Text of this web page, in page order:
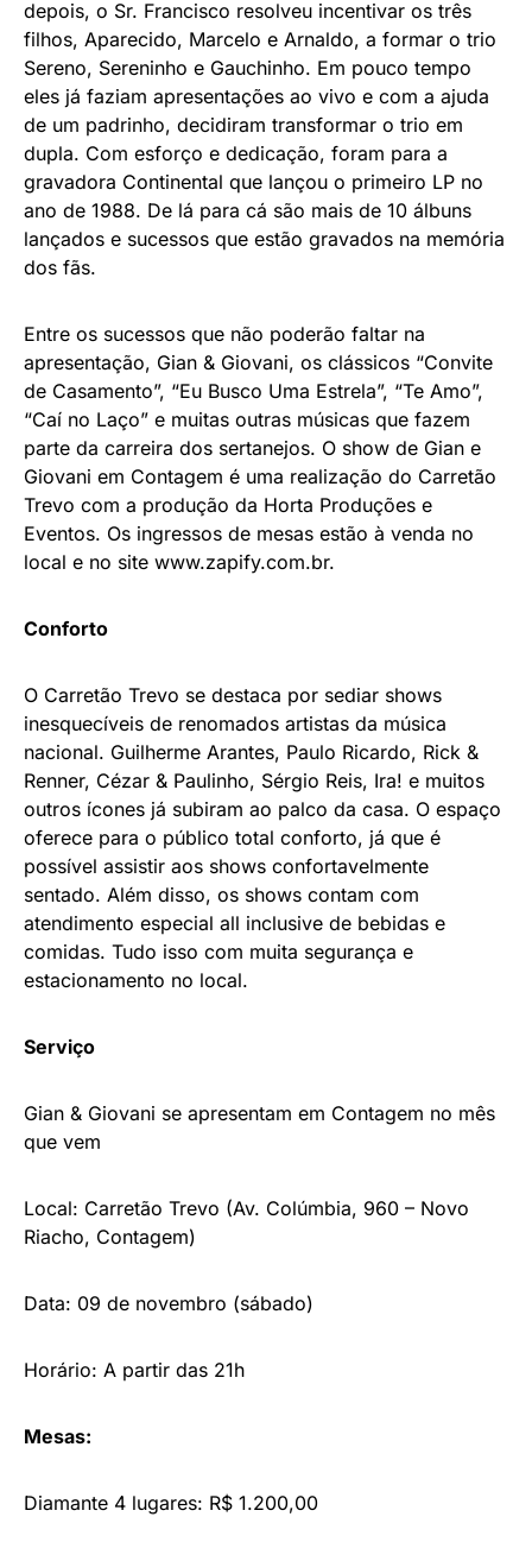
depois, o Sr. Francisco resolveu incentivar os três
filhos, Aparecido, Marcelo e Arnaldo, a formar o trio
Sereno, Sereninho e Gauchinho. Em pouco tempo
eles já faziam apresentações ao vivo e com a ajuda
de um padrinho, decidiram transformar o trio em
dupla. Com esforço e dedicação, foram para a
gravadora Continental que lançou o primeiro LP no
ano de 1988. De lá para cá são mais de 10 álbuns
lançados e sucessos que estão gravados na memória
dos fãs.
Entre os sucessos que não poderão faltar na
apresentação, Gian & Giovani, os clássicos “Convite
de Casamento”, “Eu Busco Uma Estrela”, “Te Amo”,
“Caí no Laço” e muitas outras músicas que fazem
parte da carreira dos sertanejos. O show de Gian e
Giovani em Contagem é uma realização do Carretão
Trevo com a produção da Horta Produções e
Eventos. Os ingressos de mesas estão à venda no
local e no site www.zapify.com.br.
Conforto
O Carretão Trevo se destaca por sediar shows
inesquecíveis de renomados artistas da música
nacional. Guilherme Arantes, Paulo Ricardo, Rick &
Renner, Cézar & Paulinho, Sérgio Reis, Ira! e muitos
outros ícones já subiram ao palco da casa. O espaço
oferece para o público total conforto, já que é
possível assistir aos shows confortavelmente
sentado. Além disso, os shows contam com
atendimento especial all inclusive de bebidas e
comidas. Tudo isso com muita segurança e
estacionamento no local.
Serviço
Gian & Giovani se apresentam em Contagem no mês
que vem
Local: Carretão Trevo (Av. Colúmbia, 960 – Novo
Riacho, Contagem)
Data: 09 de novembro (sábado)
Horário: A partir das 21h
Mesas:
Diamante 4 lugares: R$ 1.200,00